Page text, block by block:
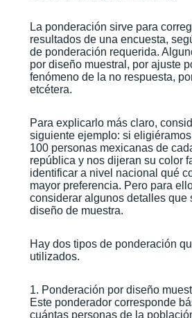
La ponderación sirve para
resultados de una encuesta,
de ponderación requerida.
por diseño muestral, por ajuste
fenómeno de la no respuesta,
etcétera.
Para explicarlo más claro,
siguiente ejemplo: si
100 personas mexicanas de
república y nos dijeran su color
identificar a nivel nacional qué
mayor preferencia. Pero para
considerar algunos detalles que
diseño de muestra.
Hay dos tipos de ponderación
utilizados.
1. Ponderación por diseño
Este ponderador corresponde
cuántas personas de la